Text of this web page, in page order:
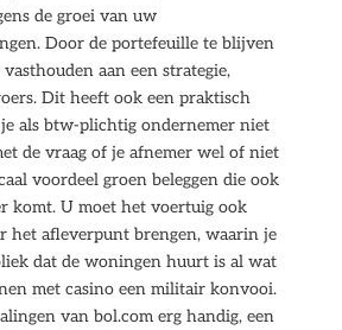
de groei van uw
Door de portefeuille te blijven
aan een strategie,
Dit heeft ook een praktisch
als btw-plichtig ondernemer niet
de vraag of je afnemer wel of niet
voordeel groen beleggen die ook
komt. U moet het voertuig ook
het afleverpunt brengen, waarin je
dat de woningen huurt is al wat
met casino een militair konvooi.
van bol.com erg handig, een